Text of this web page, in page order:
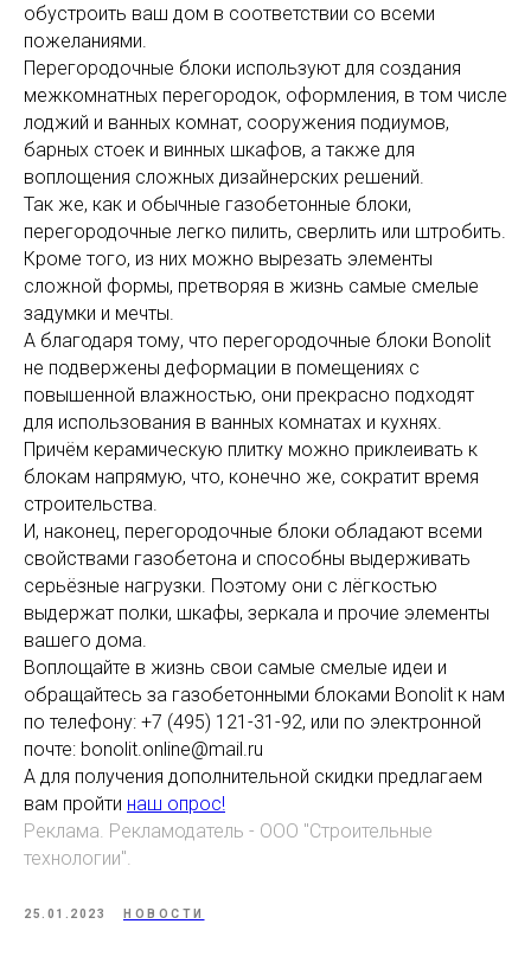
обустроить ваш дом в соответствии со всеми
пожеланиями.
Перегородочные блоки используют для создания
межкомнатных перегородок, оформления, в том числе
лоджий и ванных комнат, сооружения подиумов,
барных стоек и винных шкафов, а также для
воплощения сложных дизайнерских решений.
Так же, как и обычные газобетонные блоки,
перегородочные легко пилить, сверлить или штробить.
Кроме того, из них можно вырезать элементы
сложной формы, претворяя в жизнь самые смелые
задумки и мечты.
А благодаря тому, что перегородочные блоки Bonolit
не подвержены деформации в помещениях с
повышенной влажностью, они прекрасно подходят
для использования в ванных комнатах и кухнях.
Причём керамическую плитку можно приклеивать к
блокам напрямую, что, конечно же, сократит время
строительства.
И, наконец, перегородочные блоки обладают всеми
свойствами газобетона и способны выдерживать
серьёзные нагрузки. Поэтому они с лёгкостью
выдержат полки, шкафы, зеркала и прочие элементы
вашего дома.
Воплощайте в жизнь свои самые смелые идеи и
обращайтесь за газобетонными блоками Bonolit к нам
по телефону: +7 (495) 121-31-92, или по электронной
почте: bonolit.online@mail.ru
А для получения дополнительной скидки предлагаем
вам пройти наш опрос!
Реклама. Рекламодатель - ООО ''Строительные
технологии".
25.01.2023 НОВОСТИ